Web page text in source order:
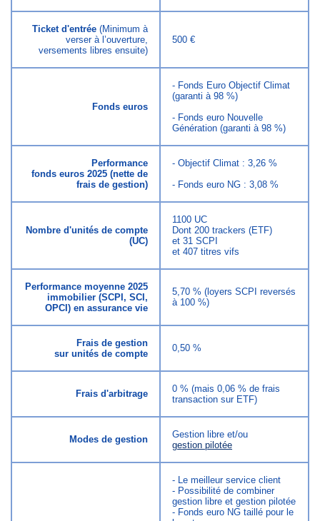
Ticket d'entrée(Minimum à
verser à l’ouverture,
versements libres ensuite)
500 €
Fonds euros
- Fonds Euro Objectif Climat
(garanti à 98 %)
- Fonds euro Nouvelle
Génération (garanti à 98 %)
Performance
fonds euros 2025 (nette de
frais de gestion)
- Objectif Climat : 3,26 %
- Fonds euro NG : 3,08 %
Nombre d'unités de compte
(UC)
1100 UC
Dont 200 trackers (ETF)
et 31 SCPI
et 407 titres vifs
Performance moyenne 2025
immobilier (SCPI, SCI,
OPCI) en assurance vie
5,70 % (loyers SCPI reversés
à 100 %)
Frais de gestion
sur unités de compte
0,50 %
Frais d'arbitrage
0 % (mais 0,06 % de frais
transaction sur ETF)
Modes de gestion
Gestion libre et/ou
gestion pilotée
- Le meilleur service client
- Possibilité de combiner
gestion libre et gestion pilotée
- Fonds euro NG taillé pour le